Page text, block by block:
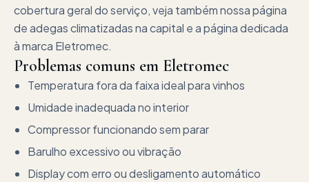
cobertura geral do serviço, veja também nossa página
de adegas climatizadas na capital e a página dedicada
à marca Eletromec.
Problemas comuns em Eletromec
Temperatura fora da faixa ideal para vinhos
Umidade inadequada no interior
Compressor funcionando sem parar
Barulho excessivo ou vibração
Display com erro ou desligamento automático